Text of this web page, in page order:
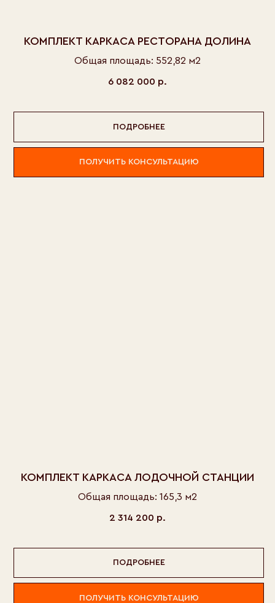
КОМПЛЕКТ КАРКАСА РЕСТОРАНА ДОЛИНА
Общая площадь: 552,82 м2
6 082 000 р.
ПОДРОБНЕЕ
ПОЛУЧИТЬ КОНСУЛЬТАЦИЮ
КОМПЛЕКТ КАРКАСА ЛОДОЧНОЙ СТАНЦИИ
Общая площадь: 165,3 м2
2 314 200 р.
ПОДРОБНЕЕ
ПОЛУЧИТЬ КОНСУЛЬТАЦИЮ